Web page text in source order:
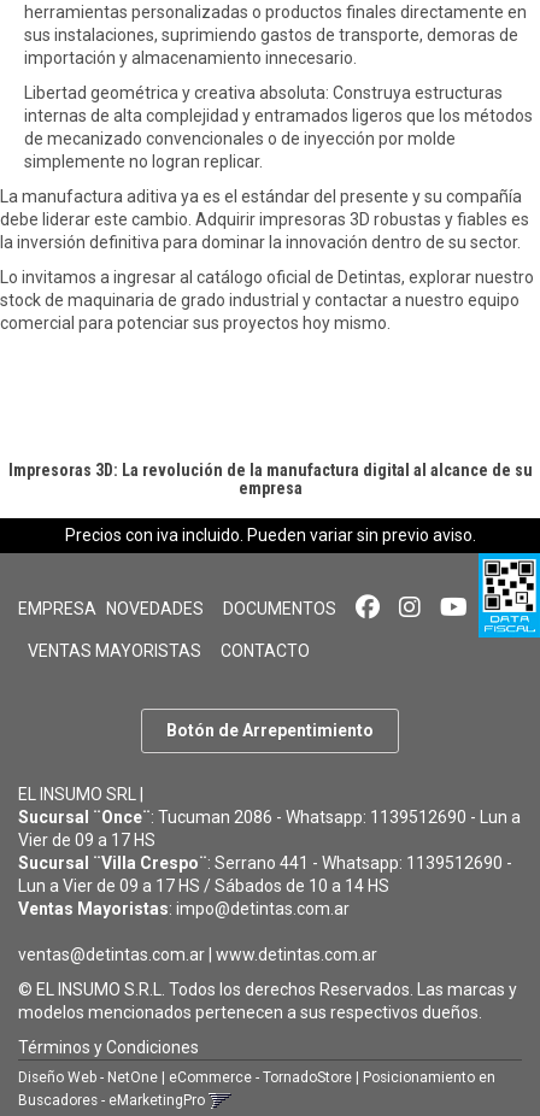
herramientas personalizadas o productos finales directamente en
sus instalaciones, suprimiendo gastos de transporte, demoras de
importación y almacenamiento innecesario.
Libertad geométrica y creativa absoluta: Construya estructuras
internas de alta complejidad y entramados ligeros que los métodos
de mecanizado convencionales o de inyección por molde
simplemente no logran replicar.
La manufactura aditiva ya es el estándar del presente y su compañía
debe liderar este cambio. Adquirir impresoras 3D robustas y fiables es
la inversión definitiva para dominar la innovación dentro de su sector.
Lo invitamos a ingresar al catálogo oficial de Detintas, explorar nuestro
stock de maquinaria de grado industrial y contactar a nuestro equipo
comercial para potenciar sus proyectos hoy mismo.
Impresoras 3D: La revolución de la manufactura digital al alcance de su
empresa
Precios con iva incluido. Pueden variar sin previo aviso.
EMPRESA NOVEDADES DOCUMENTOS
VENTAS MAYORISTAS CONTACTO
Botón de Arrepentimiento
EL INSUMO SRL |
Sucursal ¨Once¨: Tucuman 2086 - Whatsapp: 1139512690 - Lun a
Vier de 09 a 17 HS
Sucursal ¨Villa Crespo¨: Serrano 441 - Whatsapp: 1139512690 -
Lun a Vier de 09 a 17 HS / Sábados de 10 a 14 HS
Ventas Mayoristas: impo@detintas.com.ar
ventas@detintas.com.ar www.detintas.com.ar
© EL INSUMO S.R.L. Todos los derechos Reservados. Las marcas y
modelos mencionados pertenecen a sus respectivos dueños.
Términos y Condiciones
Diseño Web - NetOne eCommerce - TornadoStore
Posicionamiento en
Buscadores - eMarketingPro